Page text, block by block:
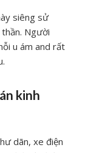
siêng sử
Người
u ám and rất
kinh
dãn, xe điện